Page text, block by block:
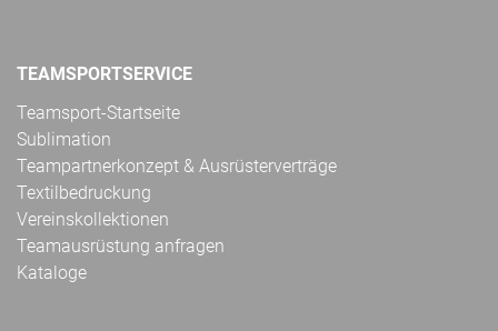
TEAMSPORTSERVICE
Teamsport-Startseite
Sublimation
Teampartnerkonzept & Ausrüsterverträge
Textilbedruckung
Vereinskollektionen
Teamausrüstung anfragen
Kataloge